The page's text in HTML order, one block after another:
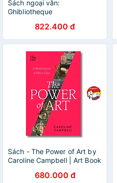
Sách ngoại văn:
Ghibliotheque
822.400 đ
Sách - The Power of Art by
Caroline Campbell | Art Book
Ngoại văn680.000 đ